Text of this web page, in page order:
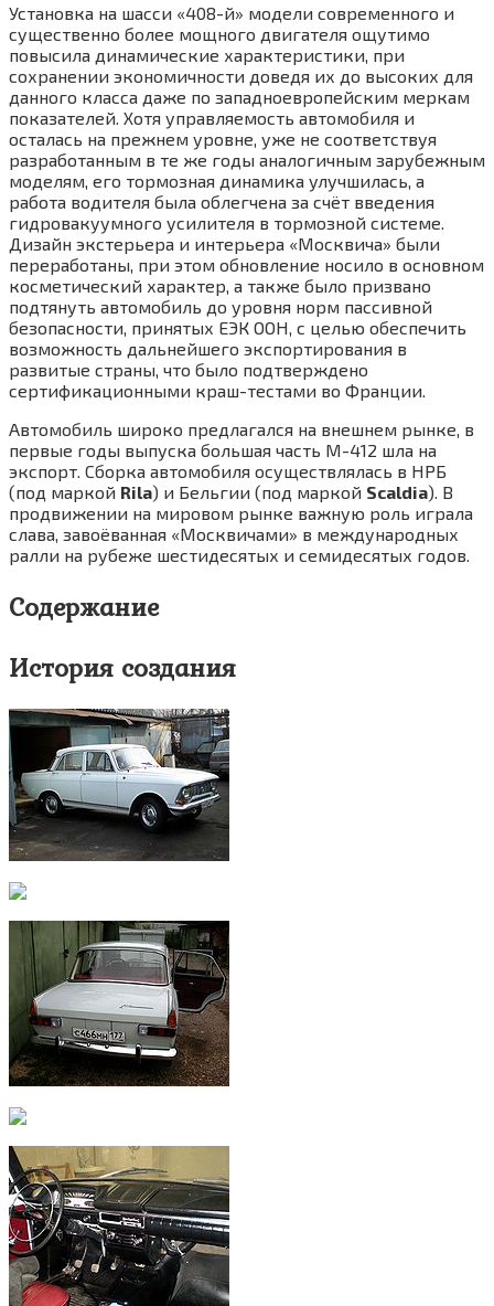
Установка на шасси «408-й» модели современного и
существенно более мощного двигателя ощутимо
повысила динамические характеристики, при
сохранении экономичности доведя их до высоких для
данного класса даже по западноевропейским меркам
показателей. Хотя управляемость автомобиля и
осталась на прежнем уровне, уже не соответствуя
разработанным в те же годы аналогичным зарубежным
моделям, его тормозная динамика улучшилась, а
работа водителя была облегчена за счёт введения
гидровакуумного усилителя в тормозной системе.
Дизайн экстерьера и интерьера «Москвича» были
переработаны, при этом обновление носило в основном
косметический характер, а также было призвано
подтянуть автомобиль до уровня норм пассивной
безопасности, принятых ЕЭК ООН, с целью обеспечить
возможность дальнейшего экспортирования в
развитые страны, что было подтверждено
сертификационными краш-тестами во Франции.
Автомобиль широко предлагался на внешнем рынке, в
первые годы выпуска большая часть М-412 шла на
экспорт. Сборка автомобиля осуществлялась в НРБ
(под маркой Rila) и Бельгии (под маркой Scaldia). В
продвижении на мировом рынке важную роль играла
слава, завоёванная «Москвичами» в международных
ралли на рубеже шестидесятых и семидесятых годов.
Содержание
История создания